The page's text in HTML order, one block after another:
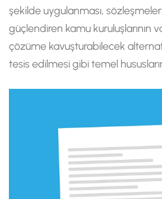
şekilde uygulanması,
güçlendiren kamu kuruluşlarının
çözüme kavuşturabilecek
tesis edilmesi gibi temel